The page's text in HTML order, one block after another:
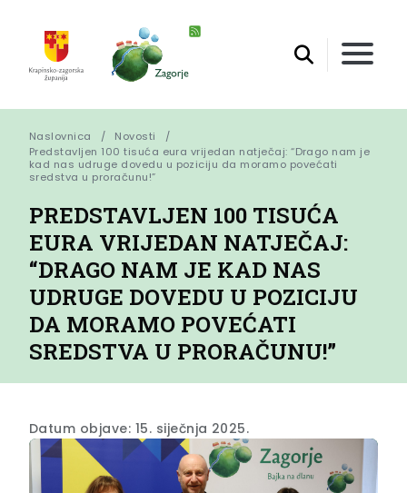
Naslovnica
Novosti
Predstavljen 100 tisuća eura vrijedan natječaj: “Drago nam je
kad nas udruge dovedu u poziciju da moramo povećati
sredstva u proračunu!”
PREDSTAVLJEN 100 TISUĆA
EURA VRIJEDAN NATJEČAJ:
“DRAGO NAM JE KAD NAS
UDRUGE DOVEDU U POZICIJU
DA MORAMO POVEĆATI
SREDSTVA U PRORAČUNU!”
Datum objave: 15. siječnja 2025.